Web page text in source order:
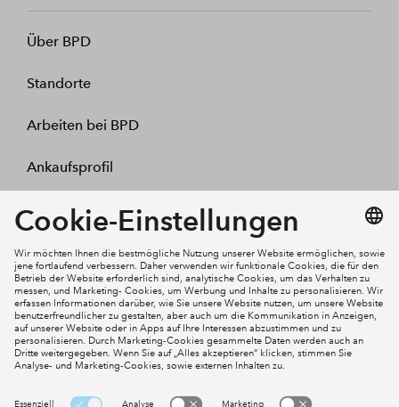
Über BPD
Standorte
Arbeiten bei BPD
Ankaufsprofil
Kontakt
Mein Konto
Social Media